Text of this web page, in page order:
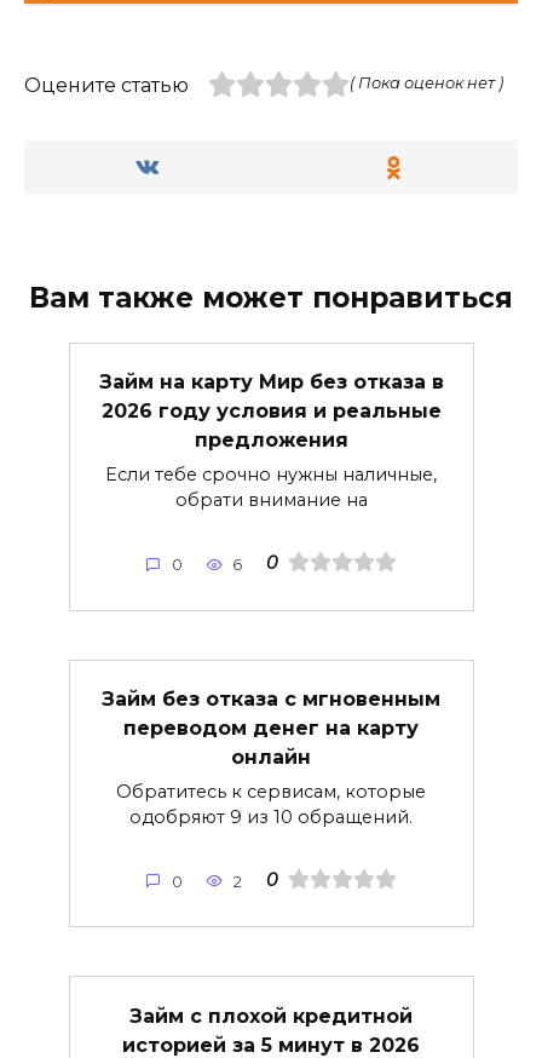
Оцените статью ( Пока оценок нет )
Вам также может понравиться
Займ на карту Мир без отказа в
2026 году условия и реальные
предложения
Если тебе срочно нужны наличные,
обрати внимание на
0 6 0
Займ без отказа с мгновенным
переводом денег на карту
онлайн
Обратитесь к сервисам, которые
одобряют 9 из 10 обращений.
0 2 0
Займ с плохой кредитной
историей за 5 минут в 2026